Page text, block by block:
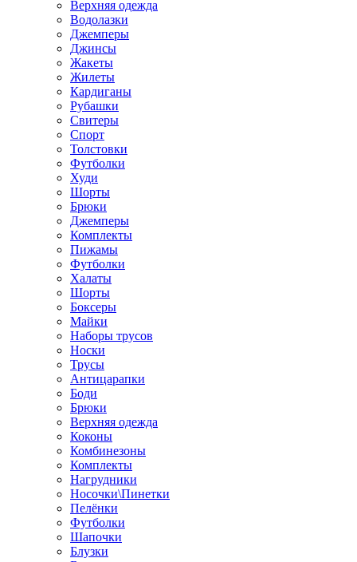
Верхняя одежда
Водолазки
Джемперы
Джинсы
Жакеты
Жилеты
Кардиганы
Рубашки
Свитеры
Спорт
Толстовки
Футболки
Худи
Шорты
Брюки
Джемперы
Комплекты
Пижамы
Футболки
Халаты
Шорты
Боксеры
Майки
Наборы трусов
Носки
Трусы
Антицарапки
Боди
Брюки
Верхняя одежда
Коконы
Комбинезоны
Комплекты
Нагрудники
Носочки\Пинетки
Пелёнки
Футболки
Шапочки
Блузки